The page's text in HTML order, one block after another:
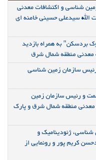
شناسی و اکتشافات معدنی
سیدعلی حسینی خامنه ای
بردسکن" به همراه بازدید
معدنی منطقه شمال شرق
رئیس سازمان زمین شناسی
و رئیس سازمان زمین
منطقه شمال شرق و پارک
شناسی، ژئودینامیک و
کریم پور و رونمایی از